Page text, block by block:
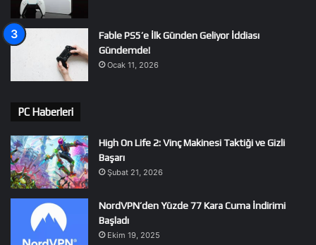
Fable PS5’e İlk Günden Geliyor İddiası
Gündemde!
Ocak 11, 2026
PC Haberleri
High On Life 2: Vinç Makinesi Taktiği ve Gizli
Başarı
Şubat 21, 2026
NordVPN’den Yüzde 77 Kara Cuma İndirimi
Başladı
Ekim 19, 2025